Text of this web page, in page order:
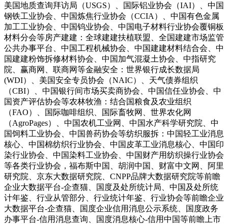
美国地质查询拜访局（USGS）、国际铝业协会（IAI）、中国
钢铁工业协会、中国炼焦行业协会（CCIA）、中国有色金属
加工工业协会、中国钨业协会、中国电子材料行业协会覆铜板
材料分会等房产建建：全球建建扶植联盟、全国建建市场监管
公共办事平台、中国工程机械协会、中国建建材料结合会、中
国建建粉饰拆修材料协会、中国加气混凝土协会、中指研究
院、赢商网、联商网等金融安全：世界银行成长数据局
(WDI）、美国安全专员协会（NAIC）、天气债券组织
（CBI）、中国银行间市场买卖商协会、中国信任业协会、中
国资产评估协会等农林牧渔：结合国粮食及农业组织
（FAO）、国际咖啡组织、国际畜牧网、世界农化网
（AgroPages）、中国农机工业网、中国水产科学研究院、中
国饲料工业协会、中国兽药协会等纺织服拆：中国轻工业消息
核心、中国棉纺织行业协会、中国皮革工业消息核心、中国印
染行业协会、中国染料工业协会、中国财产用纺织操行业协会
等各类行业协会，福布斯中国、胡润中国、财富中文网、阿里
研究院、京东大数据研究院、CNPP品牌大数据研究院等前瞻
企业大数据平台-企查猫、国度及处所统计局、中国及处所统
计年鉴、行业从管部分、行业统计年鉴、行业协会等前瞻企业
大数据平台-企查猫、国度企业信用消息公示系统、国度政务
办事平台-信用消息查询、国度消息核心-信用中国等前瞻上市